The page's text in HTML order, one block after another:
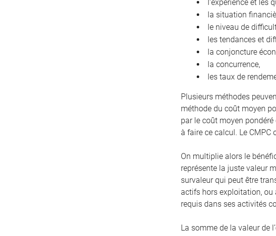
l’expérience et les
la situation
le niveau de
les tendances et
la conjoncture
la concurrence,
les taux de
Plusieurs méthodes
méthode du coût moyen
par le coût moyen
à faire ce calcul. Le CMPC
On multiplie alors le
représente la juste valeur
survaleur qui peut être
actifs hors exploitation, ou
requis dans ses activités
La somme de la valeur de